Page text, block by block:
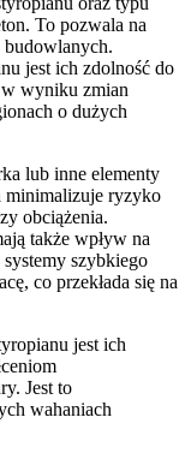
To pozwala na
budowlanych.
jest ich zdolność do
w wyniku zmian
o dużych
lub inne elementy
minimalizuje ryzyko
obciążenia.
także wpływ na
szybkiego
co przekłada się na
jest ich
Jest to
wahaniach